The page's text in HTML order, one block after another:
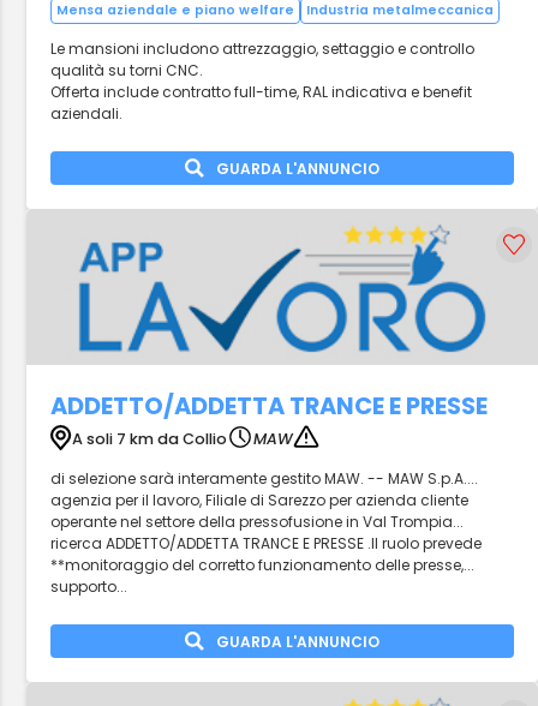
Mensa aziendale e piano welfare
Industria metalmeccanica
Le mansioni includono attrezzaggio, settaggio e controllo
qualità su torni CNC.
Offerta include contratto full-time, RAL indicativa e benefit
aziendali.
GUARDA L'ANNUNCIO
ADDETTO/ADDETTA TRANCE E PRESSE
A soli 7 km da Collio
MAW
di selezione sarà interamente gestito MAW. -- MAW S.p.A....
agenzia per il lavoro, Filiale di Sarezzo per azienda cliente
operante nel settore della pressofusione in Val Trompia...
ricerca ADDETTO/ADDETTA TRANCE E PRESSE .Il ruolo prevede
**monitoraggio del corretto funzionamento delle presse,...
supporto...
GUARDA L'ANNUNCIO